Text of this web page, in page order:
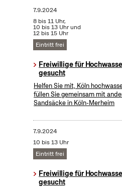
7.9.2024
8 bis 11 Uhr,
10 bis 13 Uhr und
12 bis 15 Uhr
Eintritt frei
Freiwillige für
gesucht
Helfen Sie mit, Köln
füllen Sie gemeinsam mit
Sandsäcke in Köln-Merheim
7.9.2024
10 bis 13 Uhr
Eintritt frei
Freiwillige für
gesucht